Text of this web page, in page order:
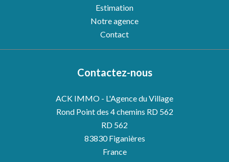
Estimation
Notre agence
Contact
Contactez-nous
ACK IMMO - L'Agence du Village
Rond Point des 4 chemins RD 562
RD 562
83830Figanières
France